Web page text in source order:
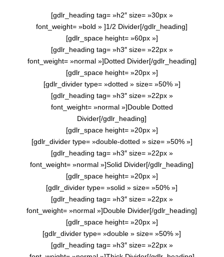
[gdlr_heading tag= »h2″ size= »30px »
font_weight= »bold » ]1/2 Divider[/gdlr_heading]
[gdlr_space height= »60px »]
[gdlr_heading tag= »h3″ size= »22px »
font_weight= »normal »]Dotted Divider[/gdlr_heading]
[gdlr_space height= »20px »]
[gdlr_divider type= »dotted » size= »50% »]
[gdlr_heading tag= »h3″ size= »22px »
font_weight= »normal »]Double Dotted
Divider[/gdlr_heading]
[gdlr_space height= »20px »]
[gdlr_divider type= »double-dotted » size= »50% »]
[gdlr_heading tag= »h3″ size= »22px »
font_weight= »normal »]Solid Divider[/gdlr_heading]
[gdlr_space height= »20px »]
[gdlr_divider type= »solid » size= »50% »]
[gdlr_heading tag= »h3″ size= »22px »
font_weight= »normal »]Double Divider[/gdlr_heading]
[gdlr_space height= »20px »]
[gdlr_divider type= »double » size= »50% »]
[gdlr_heading tag= »h3″ size= »22px »